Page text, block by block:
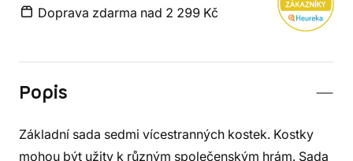
Doprava zdarma nad 2 299 Kč
Popis
Základní sada sedmi vícestranných kostek. Kostky
mohou být užity k různým společenským hrám. Sada